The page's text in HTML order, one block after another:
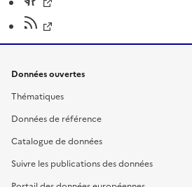
Données ouvertes
Thématiques
Données de référence
Catalogue de données
Suivre les publications des données